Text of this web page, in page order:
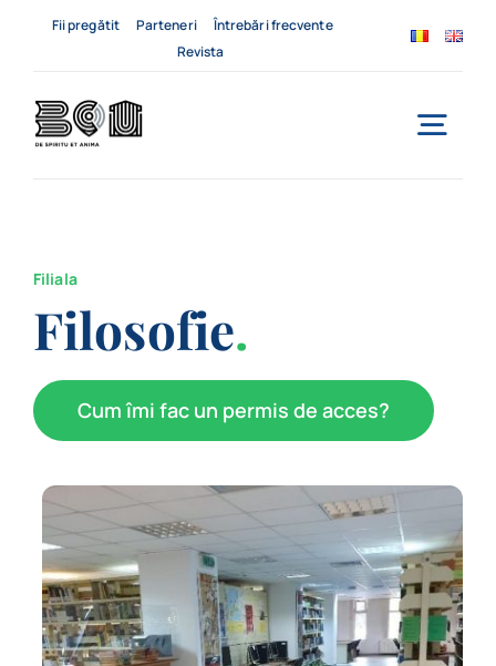
Fii pregătit Parteneri
Întrebări frecvente
Revista
Servicii
Evenimente
Biblioteca digitală
Catalog
Filiala
Filosofie.
Cum îmi fac un permis de acces?